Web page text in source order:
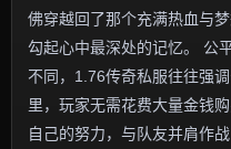
佛穿越回了那个充满热血与
勾起心中最深处的记忆。 公
不同，1.76传奇私服往往强
里，玩家无需花费大量金钱
自己的努力，与队友并肩作